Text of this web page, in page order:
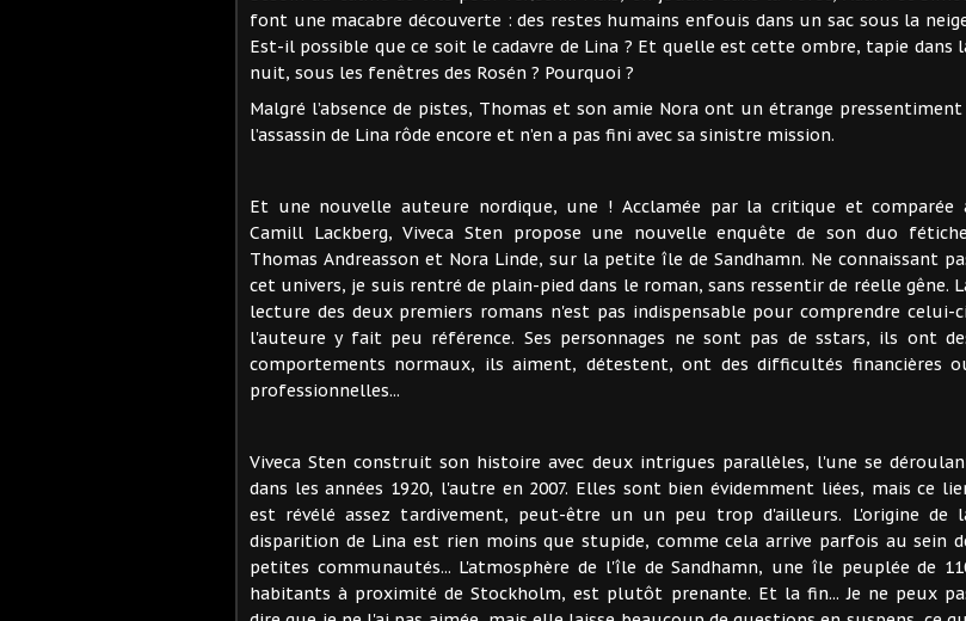
font une macabre découverte : des restes humains enfouis dans un sac sous la
Est-il possible que ce soit le cadavre de Lina ? Et quelle est cette ombre, tapie dans
nuit, sous les fenêtres des Rosén ? Pourquoi ?
Malgré l’absence de pistes, Thomas et son amie Nora ont un étrange pressentiment
l’assassin de Lina rôde encore et n’en a pas fini avec sa sinistre mission.
Et une nouvelle auteure nordique, une ! Acclamée par la critique et comparée
Camill Lackberg, Viveca Sten propose une nouvelle enquête de son duo
Thomas Andreasson et Nora Linde, sur la petite île de Sandhamn. Ne connaissant
cet univers, je suis rentré de plain-pied dans le roman, sans ressentir de réelle gêne.
lecture des deux premiers romans n'est pas indispensable pour comprendre celui-
l'auteure y fait peu référence. Ses personnages ne sont pas de sstars, ils ont
comportements normaux, ils aiment, détestent, ont des difficultés financières
professionnelles...
Viveca Sten construit son histoire avec deux intrigues parallèles, l'une se
dans les années 1920, l'autre en 2007. Elles sont bien évidemment liées, mais ce
est révélé assez tardivement, peut-être un un peu trop d'ailleurs. L'origine de
disparition de Lina est rien moins que stupide, comme cela arrive parfois au sein
petites communautés... L'atmosphère de l'île de Sandhamn, une île peuplée de
habitants à proximité de Stockholm, est plutôt prenante. Et la fin... Je ne peux